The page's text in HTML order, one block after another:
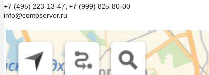
+7 (495) 223-13-47, +7 (999) 825-80-00
info@compserver.ru